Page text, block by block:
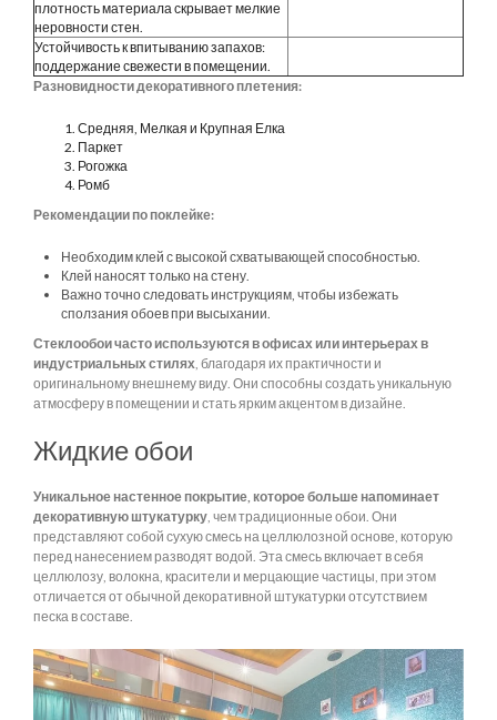
плотность материала скрывает мелкие
неровности стен.
Устойчивость к впитыванию запахов:
поддержание свежести в помещении.
Разновидности декоративного плетения:
Средняя, Мелкая и Крупная Елка
Паркет
Рогожка
Ромб
Рекомендации по поклейке:
Необходим клей с высокой схватывающей способностью.
Клей наносят только на стену.
Важно точно следовать инструкциям, чтобы избежать
сползания обоев при высыхании.
Стеклообои часто используются в офисах или интерьерах в
индустриальных стилях , благодаря их практичности и
оригинальному внешнему виду. Они способны создать уникальную
атмосферу в помещении и стать ярким акцентом в дизайне.
Жидкие обои
Уникальное настенное покрытие, которое больше напоминает
декоративную штукатурку , чем традиционные обои. Они
представляют собой сухую смесь на целлюлозной основе, которую
перед нанесением разводят водой. Эта смесь включает в себя
целлюлозу, волокна, красители и мерцающие частицы, при этом
отличается от обычной декоративной штукатурки отсутствием
песка в составе.